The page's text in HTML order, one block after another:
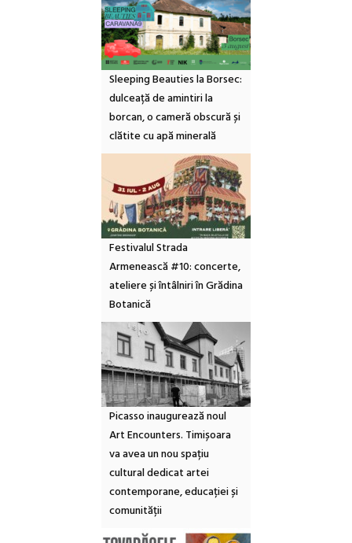
Sleeping Beauties la Borsec:
dulceață de amintiri la
borcan, o cameră obscură și
clătite cu apă minerală
Festivalul Strada
Armenească #10: concerte,
ateliere și întâlniri în Grădina
Botanică
Picasso inaugurează noul
Art Encounters. Timișoara
va avea un nou spațiu
cultural dedicat artei
contemporane, educației și
comunității